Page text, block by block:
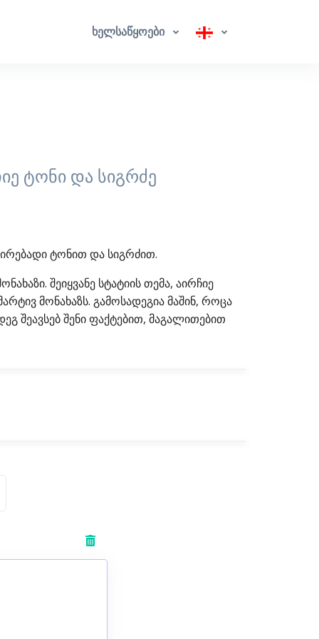
ხელსაწყოები
ტონი და სიგრძე
ტონით და სიგრძით.
შეიყვანე სტატიის თემა, აირჩიე
მონახაზს. გამოსადეგია მაშინ, როცა
შეავსებ შენი ფაქტებით, მაგალითებით